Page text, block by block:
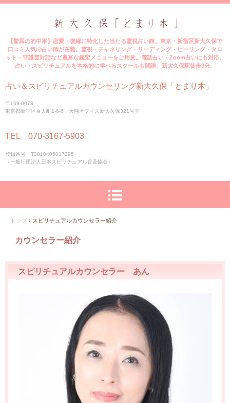
【驚異の的中率】恋愛・復縁に特化した当たる霊視占い館。東京・新宿区新大久保で
口コミ人気の占い師が在籍。霊視・チャネリング・リーディング・ヒーリング・タロ
ット・守護霊対話など豊富な鑑定メニューをご用意。電話占い・Zoom占いにも対応。
占い・スピリチュアルを本格的に学べるスクールも開講。新大久保駅徒歩3分。
占い＆スピリチュアルカウンセリング新大久保「とまり木」
〒169-0073
東京都新宿区百人町1-6-6 天翔オフィス新大久保321号室
TEL 070-3167-5903
登録番号 T3010405017395
（一般社団法人日本スピリチュアル普及協会）
トップ › スピリチュアルカウンセラー紹介
カウンセラー紹介
スピリチュアルカウンセラー あん